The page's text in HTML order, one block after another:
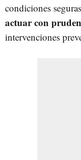
condiciones
actuar con
intervenciones